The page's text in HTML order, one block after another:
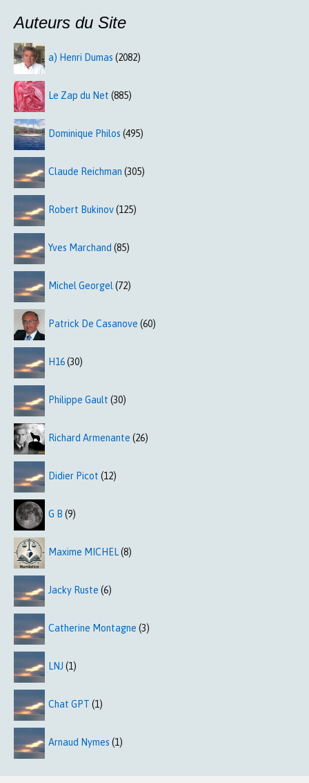
Auteurs du Site
a) Henri Dumas (2082)
Le Zap du Net (885)
Dominique Philos (495)
Claude Reichman (305)
Robert Bukinov(125)
Yves Marchand (85)
Michel Georgel (72)
Patrick De Casanove (60)
H16(30)
Philippe Gault (30)
Richard Armenante (26)
Didier Picot (12)
G B (9)
Maxime MICHEL(8)
Jacky Ruste (6)
Catherine Montagne (3)
LNJ (1)
Chat GPT (1)
Arnaud Nymes (1)